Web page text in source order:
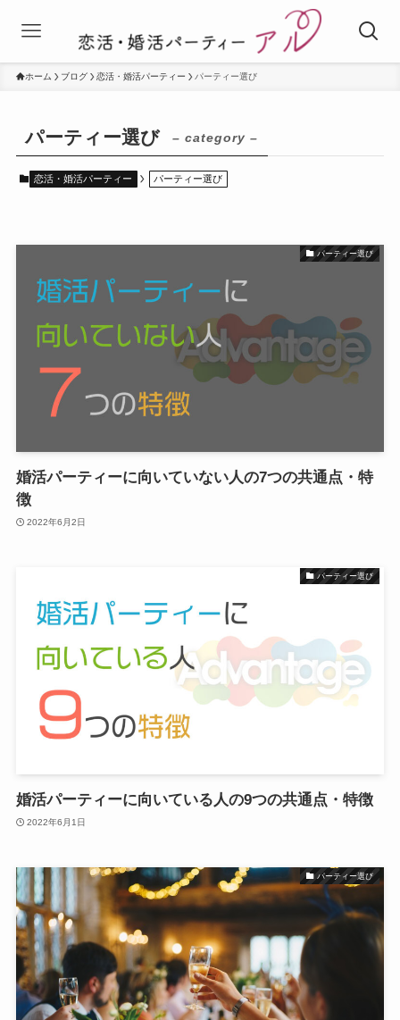
ホーム ブログ 恋活・婚活パーティー パーティー選び
パーティー選び – category –
恋活・婚活パーティー パーティー選び
パーティー選び
婚活パーティーに向いていない人の7つの共通点・特
徴
2022年6月2日
パーティー選び
婚活パーティーに向いている人の9つの共通点・特徴
2022年6月1日
パーティー選び